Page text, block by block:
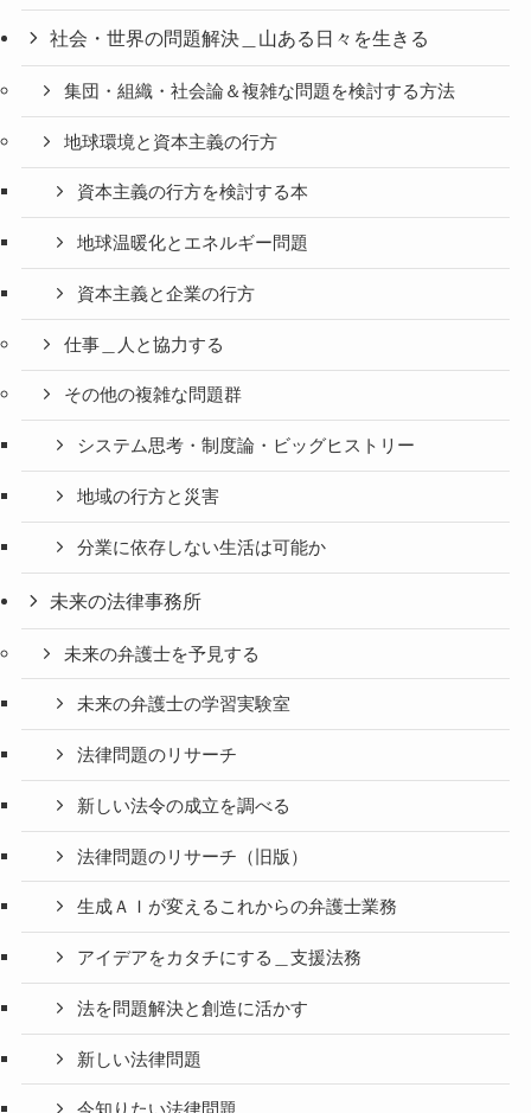
社会・世界の問題解決＿山ある日々を生きる
集団・組織・社会論＆複雑な問題を検討する方法
地球環境と資本主義の行方
資本主義の行方を検討する本
地球温暖化とエネルギー問題
資本主義と企業の行方
仕事＿人と協力する
その他の複雑な問題群
システム思考・制度論・ビッグヒストリー
地域の行方と災害
分業に依存しない生活は可能か
未来の法律事務所
未来の弁護士を予見する
未来の弁護士の学習実験室
法律問題のリサーチ
新しい法令の成立を調べる
法律問題のリサーチ（旧版）
生成ＡＩが変えるこれからの弁護士業務
アイデアをカタチにする＿支援法務
法を問題解決と創造に活かす
新しい法律問題